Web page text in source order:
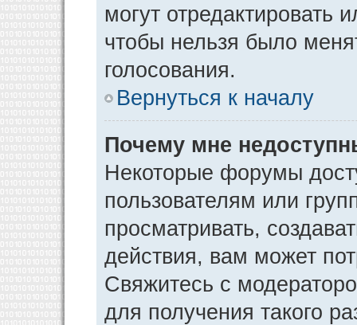
могут отредактировать
чтобы нельзя было
голосования.
Вернуться к началу
Почему мне
Некоторые форумы
пользователям или
просматривать,
действия, вам может
Свяжитесь с
для получения такого